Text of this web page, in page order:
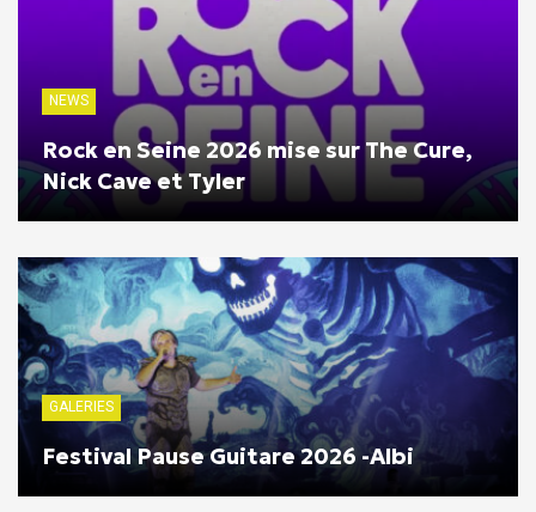
NEWS
Rock en Seine 2026 mise sur The Cure,
Nick Cave et Tyler
GALERIES
Festival Pause Guitare 2026 -Albi